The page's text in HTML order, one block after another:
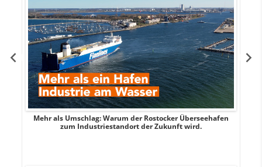
Mehr als Umschlag: Warum der Rostocker Überseehafen
zum Industriestandort der Zukunft wird.